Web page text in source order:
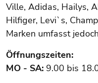
Ville, Adidas, Hailys,
Hilfiger, Levi`s,
Marken umfasst
Öffnungszeiten:
MO - SA: 9.00 bis